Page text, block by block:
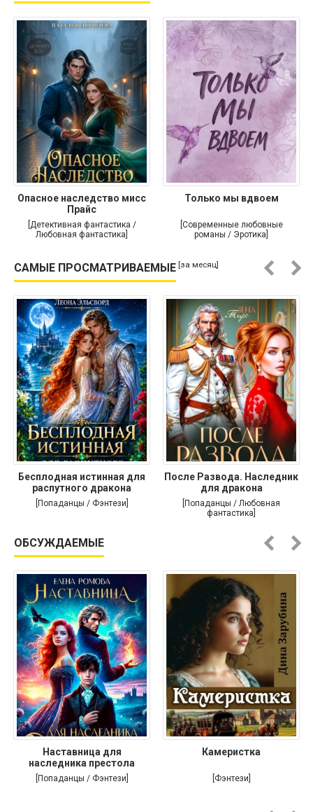
Опасное наследство мисс
Прайс
[Детективная фантастика /
Любовная фантастика]
Только мы вдвоем
[Современные любовные
романы / Эротика]
САМЫЕ ПРОСМАТРИВАЕМЫЕ [за месяц]
Бесплодная истинная для
распутного дракона
[Попаданцы / Фэнтези]
После Развода. Наследник
для дракона
[Попаданцы / Любовная
фантастика]
ОБСУЖДАЕМЫЕ
Наставница для
наследника престола
[Попаданцы / Фэнтези]
Камеристка
[Фэнтези]